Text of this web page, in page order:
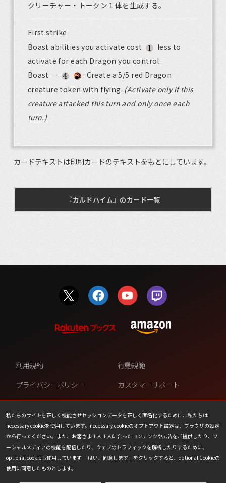
クリーチャー・トークン１体を生成する。
First strike
Boast abilities you activate cost
less to
activate for each Dragon you control.
Boast —
: Create a 5/5 red Dragon
creature token with flying. (Activate only if this
creature attacked this turn and only once each
turn.)
カードテキストは印刷カードのテキストをもとにしています。
『カルドハイム』のカード一覧
私たちのサイトを正しく機能させセッションデータを正しく匿名化するために、私たちは
necessary cookieを使用しています。necessary cookieのオプトアウト設定は、ブラウザの設定
から行ってください。また、お客さま１人１人に合ったコンテンツや広告をご提供したり、ソ
ーシャルメディアの機能を配信したり、ウェブのトラフィックを解析したりするために、
optional cookieも使用しています 「はい、同意します」をクリックすると、optional Cookieの
使用に同意したものとします。
利用規約
行動規範
プライバシーポリシー
カスタマーサポート
ファンコンテンツ・ポリシー
個人情報の販売や共有を許可し
ない
COOKIE
プレスリリース
会社情報
お問い合わせ